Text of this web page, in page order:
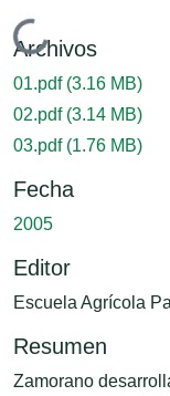
Cargando...
Archivos
01.pdf (3.16 MB)
02.pdf (3.14 MB)
03.pdf (1.76 MB)
Fecha
2005
Editor
Escuela Agrícola
Resumen
Zamorano